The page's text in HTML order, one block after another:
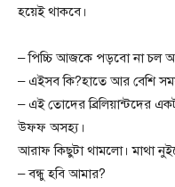
হয়েই থাকবে।
– পিচ্চি আজকে পড়বো না চল
– এইসব কি?হাতে আর বেশি
– এই তোদের ব্রিলিয়ান্টদের
উফফ অসহ্য।
আরাফ কিছুটা থামলো। মাথা
– বন্ধু হবি আমার?